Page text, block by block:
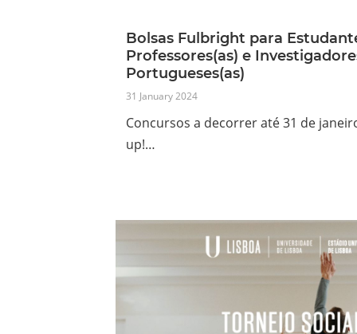
Bolsas Fulbright para
Professores(as) e
Portugueses(as)
31 January 2024
Concursos a decorrer até 31 de
up!…